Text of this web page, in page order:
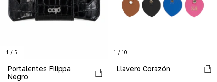
1 / 5
Portalentes Filippa
Negro
1 / 10
Llavero Corazón